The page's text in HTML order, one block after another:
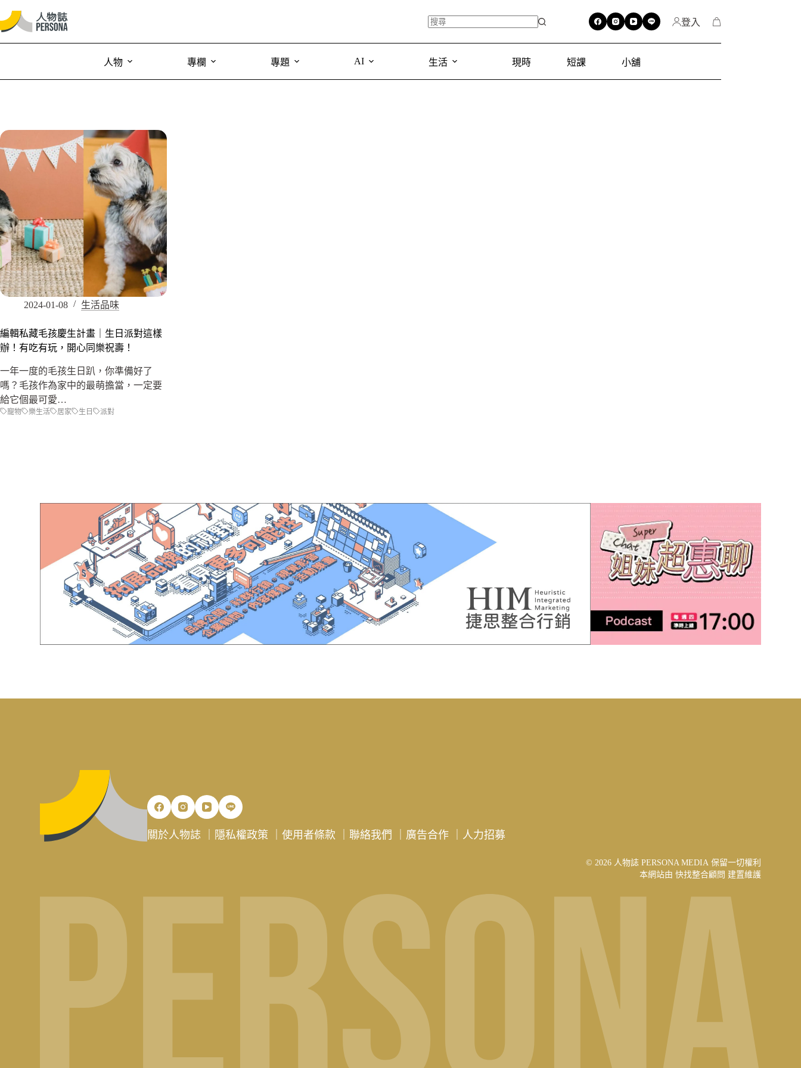
登入
人物 專欄 專題 AI 生活 現時 短課 小舖
2024-01-08 生活品味
編輯私藏毛孩慶生計畫｜生日派對這樣
辦！有吃有玩，開心同樂祝壽！
一年一度的毛孩生日趴，你準備好了
嗎？毛孩作為家中的最萌擔當，一定要
給它個最可愛…
寵物 樂生活 居家 生日 派對
關於人物誌 隱私權政策 ｜使用者條款 ｜聯絡我們 廣告合作 人力招募
© 2026 人物誌 PERSONA MEDIA 保留一切權利
本網站由 快找整合顧問 建置維護